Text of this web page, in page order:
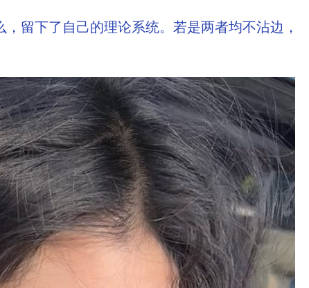
留下了自己的理论系统。若是两者均不沾边，